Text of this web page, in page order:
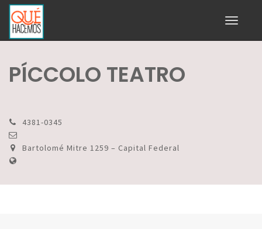
Toggle
PÍCCOLO TEATRO
4381-0345
Bartolomé Mitre 1259 – Capital Federal